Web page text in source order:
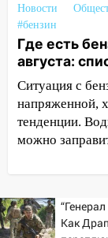
11:25
В
площадках
11:20
Валерия
золота в
11:16
В
доску
нашли
садах 79-
Новости
#бензин
Где есть
августа:
Ситуация с
напряженной,
тенденции.
можно
Как